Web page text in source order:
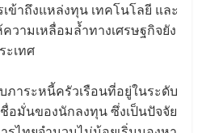
ข้าถึงแหล่งทุน เทคโนโลยี และ
วามเหลื่อมล้ำทางเศรษฐกิจยัง
ะเทศ
ภาระหนี้ครัวเรือนที่อยู่ในระดับ
อมั่นของนักลงทุน ซึ่งเป็นปัจจัย